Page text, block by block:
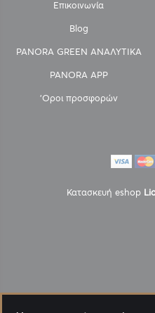
Επικοινωνία
Blog
PANORA GREEN ΑΝΑΛΥΤΙΚΑ
PANORA APP
'Οροι προσφορών
Κατασκευή eshop